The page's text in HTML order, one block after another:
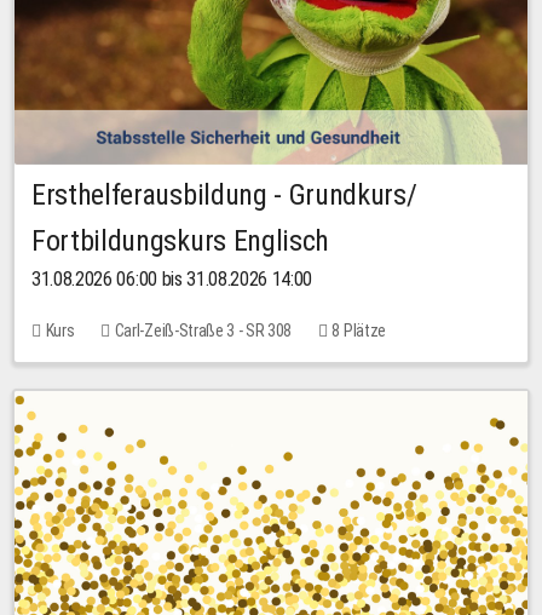
Ersthelferausbildung - Grundkurs/
Fortbildungskurs Englisch
31.08.2026 06:00 bis 31.08.2026 14:00
Kurs Carl-Zeiß-Straße 3 - SR 308 8 Plätze